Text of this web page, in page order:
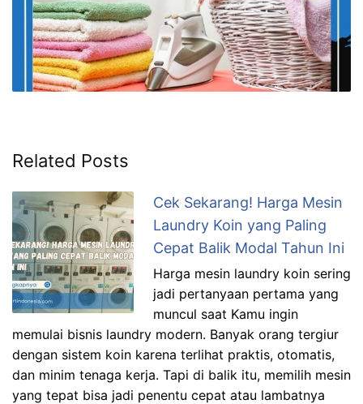
Related Posts
Cek Sekarang! Harga Mesin
Laundry Koin yang Paling
Cepat Balik Modal Tahun Ini
Harga mesin laundry koin sering
jadi pertanyaan pertama yang
muncul saat Kamu ingin
memulai bisnis laundry modern. Banyak orang tergiur
dengan sistem koin karena terlihat praktis, otomatis,
dan minim tenaga kerja. Tapi di balik itu, memilih mesin
yang tepat bisa jadi penentu cepat atau lambatnya